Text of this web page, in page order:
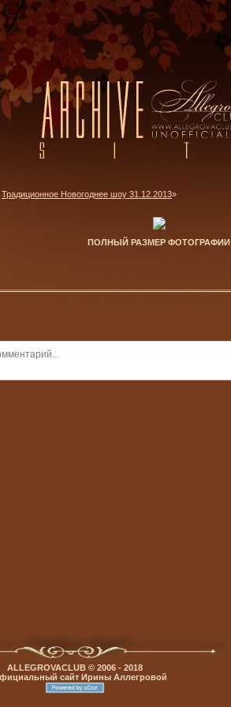
Традиционное Новогоднее шоу 31.12.2013»
ПОЛНЫЙ РАЗМЕР ФОТОГРАФИИ
ALLEGROVACLUB © 2006 - 2018
сайт Ирины Аллегровой